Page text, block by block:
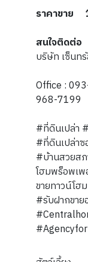
ราคาขาย
สนใจติดต่อ
บริษัท เซ็นท
Office :
968-7199
#ที่ดินเปล่า
#ที่ดินเปล่า
#บ้านสวยส
โฮมพร็อพเพ
ขายทาวน์โฮม
#รับฝากขา